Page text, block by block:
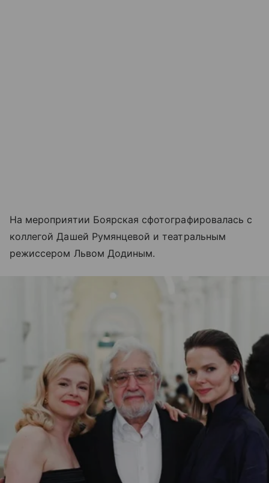
На мероприятии Боярская сфотографировалась с
коллегой Дашей Румянцевой и театральным
режиссером Львом Додиным.